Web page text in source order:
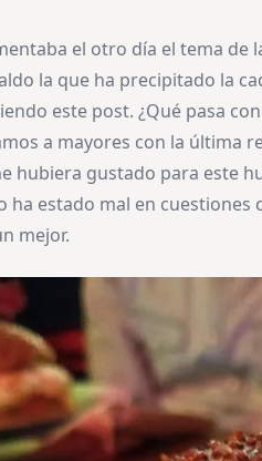
el otro día el tema de
la que ha precipitado la
este post. ¿Qué pasa
a mayores con la última
hubiera gustado para este
ha estado mal en cuestiones
mejor.